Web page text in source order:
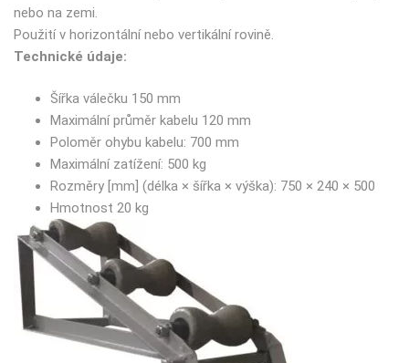
nebo na zemi.
Použití v horizontální nebo vertikální rovině.
Technické údaje:
Šířka válečku 150 mm
Maximální průměr kabelu 120 mm
Poloměr ohybu kabelu: 700 mm
Maximální zatížení: 500 kg
Rozměry [mm] (délka × šířka × výška): 750 × 240 × 500
Hmotnost 20 kg